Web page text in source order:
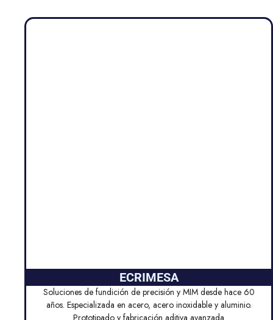
ECRIMESA
Soluciones de fundición de precisión y MIM desde hace 60
años. Especializada en acero, acero inoxidable y aluminio.
Prototipado y fabricación aditiva avanzada